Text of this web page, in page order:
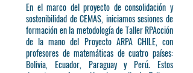
En el marco del proyecto de consolidación y
sostenibilidad de CEMAS, iniciamos sesiones de
formación en la metodología de Taller RPAcción
de la mano del Proyecto ARPA CHILE, con
profesores de matemáticas de cuatro países:
Bolivia, Ecuador, Paraguay y Perú. Estos